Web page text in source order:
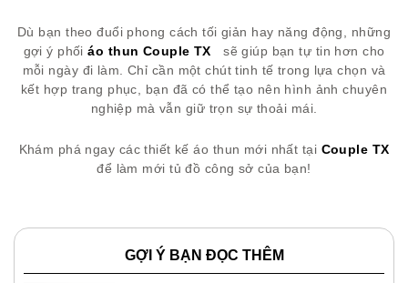
Dù bạn theo đuổi phong cách tối giản hay năng động, những
gợi ý phốiáo thun Couple TX
sẽ giúp bạn tự tin hơn cho
mỗi ngày đi làm. Chỉ cần một chút tinh tế trong lựa chọn và
kết hợp trang phục, bạn đã có thể tạo nên hình ảnh chuyên
nghiệp mà vẫn giữ trọn sự thoải mái.
Khám phá ngay các thiết kế áo thun mới nhất tại Couple TX
để làm mới tủ đồ công sở của bạn!
GỢI Ý BẠN ĐỌC THÊM